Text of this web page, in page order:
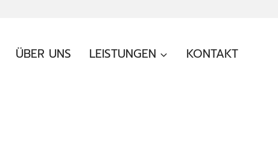
ÜBER UNS LEISTUNGEN KONTAKT